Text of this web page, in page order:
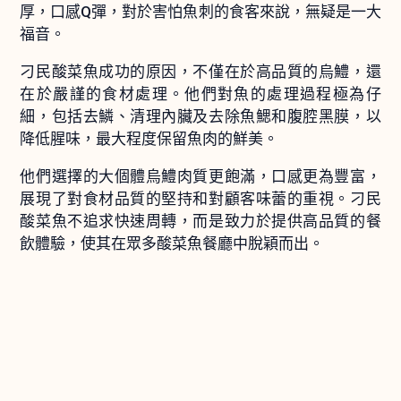
厚，口感Q彈，對於害怕魚刺的食客來說，無疑是一大
福音。
刁民酸菜魚成功的原因，不僅在於高品質的烏鱧，還
在於嚴謹的食材處理。他們對魚的處理過程極為仔
細，包括去鱗、清理內臟及去除魚鰓和腹腔黑膜，以
降低腥味，最大程度保留魚肉的鮮美。
他們選擇的大個體烏鱧肉質更飽滿，口感更為豐富，
展現了對食材品質的堅持和對顧客味蕾的重視。刁民
酸菜魚不追求快速周轉，而是致力於提供高品質的餐
飲體驗，使其在眾多酸菜魚餐廳中脫穎而出。